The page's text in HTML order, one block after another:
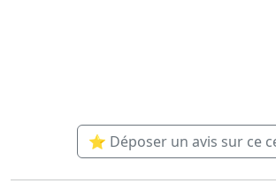
⭐ Déposer un avis sur ce